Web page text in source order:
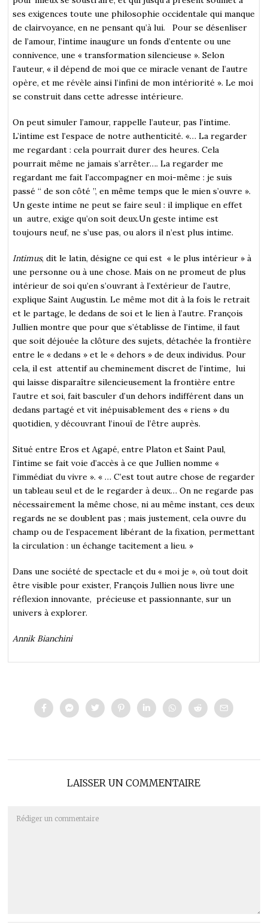
ses exigences toute une philosophie occidentale qui manque
de clairvoyance, en ne pensant qu’à lui. Pour se désenliser
de l’amour, l’intime inaugure un fonds d’entente ou une
connivence, une « transformation silencieuse ». Selon
l’auteur, « il dépend de moi que ce miracle venant de l’autre
opère, et me révèle ainsi l’infini de mon intériorité ». Le moi
se construit dans cette adresse intérieure.
On peut simuler l’amour, rappelle l’auteur, pas l’intime.
L’intime est l’espace de notre authenticité. «… La regarder
me regardant : cela pourrait durer des heures. Cela
pourrait même ne jamais s’arrêter…. La regarder me
regardant me fait l’accompagner en moi-même : je suis
passé “ de son côté ”, en même temps que le mien s’ouvre ».
Un geste intime ne peut se faire seul : il implique en effet
un autre, exige qu’on soit deux.Un geste intime est
toujours neuf, ne s’use pas, ou alors il n’est plus intime.
Intimus, dit le latin, désigne ce qui est « le plus intérieur » à
une personne ou à une chose. Mais on ne promeut de plus
intérieur de soi qu’en s’ouvrant à l’extérieur de l’autre,
explique Saint Augustin. Le même mot dit à la fois le retrait
et le partage, le dedans de soi et le lien à l’autre. François
Jullien montre que pour que s’établisse de l’intime, il faut
que soit déjouée la clôture des sujets, détachée la frontière
entre le « dedans » et le « dehors » de deux individus. Pour
cela, il est attentif au cheminement discret de l’intime, lui
qui laisse disparaître silencieusement la frontière entre
l’autre et soi, fait basculer d’un dehors indifférent dans un
dedans partagé et vit inépuisablement des « riens » du
quotidien, y découvrant l’inouï de l’être auprès.
Situé entre Eros et Agapé, entre Platon et Saint Paul,
l’intime se fait voie d’accès à ce que Jullien nomme «
l’immédiat du vivre ». « … C’est tout autre chose de regarder
un tableau seul et de le regarder à deux… On ne regarde pas
nécessairement la même chose, ni au même instant, ces deux
regards ne se doublent pas ; mais justement, cela ouvre du
champ ou de l’espacement libérant de la fixation, permettant
la circulation : un échange tacitement a lieu. »
Dans une société de spectacle et du « moi je », où tout doit
être visible pour exister, François Jullien nous livre une
réflexion innovante, précieuse et passionnante, sur un
univers à explorer.
Annik Bianchini
LAISSER UN COMMENTAIRE